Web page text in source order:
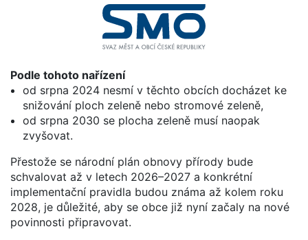
Podle tohoto nařízení
od srpna 2024 nesmí v těchto obcích docházet ke
snižování ploch zeleně nebo stromové zeleně,
od srpna 2030 se plocha zeleně musí naopak
zvyšovat.
Přestože se národní plán obnovy přírody bude
schvalovat až v letech 2026–2027 a konkrétní
implementační pravidla budou známa až kolem roku
2028, je důležité, aby se obce již nyní začaly na nové
povinnosti připravovat.